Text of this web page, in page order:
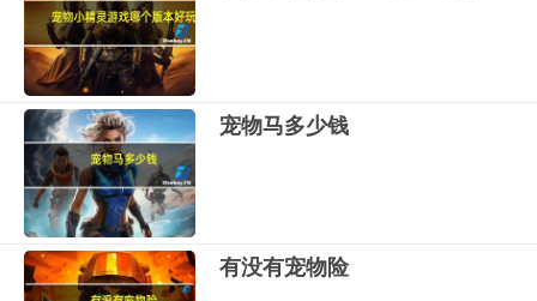
宠物马多少钱
有没有宠物险